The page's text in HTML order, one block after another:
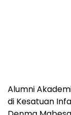
Alumni
di Kesatuan